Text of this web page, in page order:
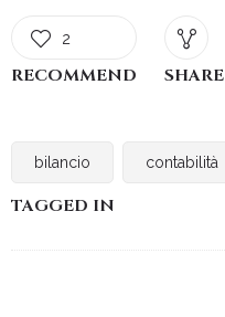
2
RECOMMEND SHARE
bilancio contabilità
TAGGED IN